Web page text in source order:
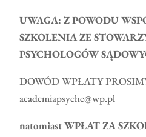
UWAGA: Z POWODU
SZKOLENIA ZE
PSYCHOLOGÓW
DOWÓD WPŁATY
academiapsyche@wp.pl
natomiast WPŁAT ZA